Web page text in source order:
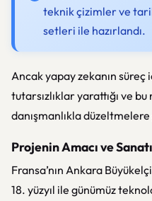
teknik çizimler ve
setleri ile hazırlandı.
Ancak yapay zekanın süreç
tutarsızlıklar yarattığı ve
danışmanlıkla
Projenin Amacı ve
Fransa’nın Ankara
18. yüzyıl ile günümüz